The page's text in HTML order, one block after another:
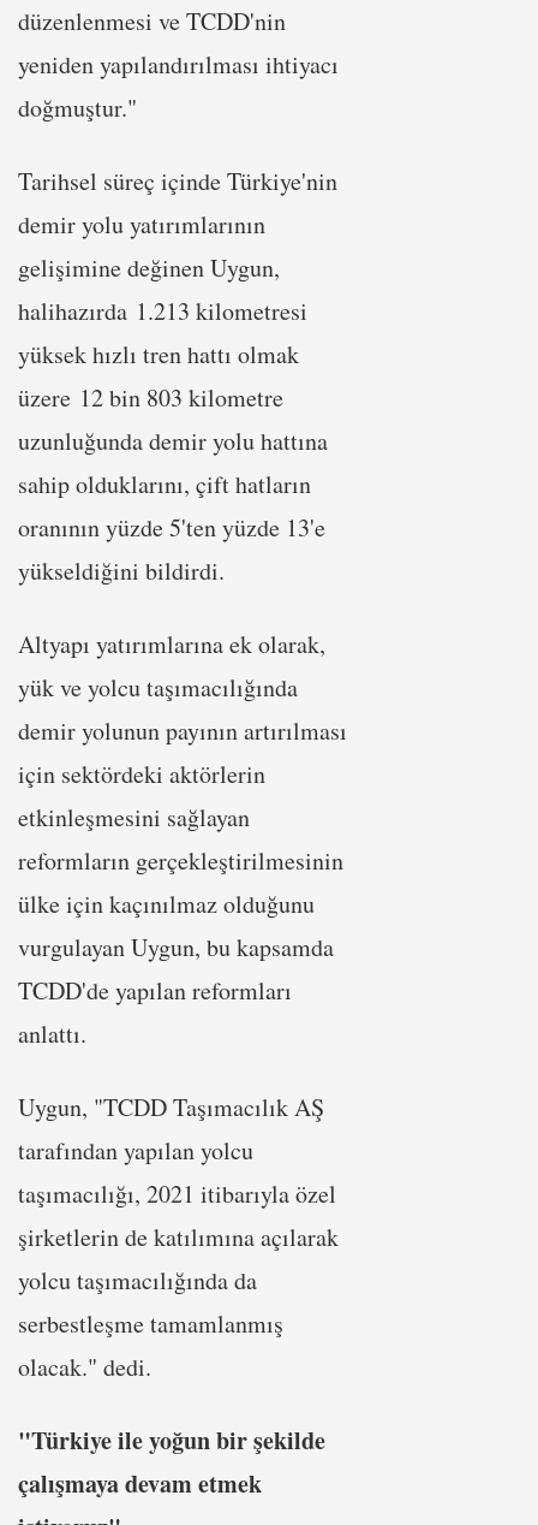
düzenlenmesi ve TCDD'nin
yeniden yapılandırılması ihtiyacı
doğmuştur."
Tarihsel süreç içinde Türkiye'nin
demir yolu yatırımlarının
gelişimine değinen Uygun,
halihazırda 1.213 kilometresi
yüksek hızlı tren hattı olmak
üzere 12 bin 803 kilometre
uzunluğunda demir yolu hattına
sahip olduklarını, çift hatların
oranının yüzde 5'ten yüzde 13'e
yükseldiğini bildirdi.
Altyapı yatırımlarına ek olarak,
yük ve yolcu taşımacılığında
demir yolunun payının artırılması
için sektördeki aktörlerin
etkinleşmesini sağlayan
reformların gerçekleştirilmesinin
ülke için kaçınılmaz olduğunu
vurgulayan Uygun, bu kapsamda
TCDD'de yapılan reformları
anlattı.
Uygun, "TCDD Taşımacılık AŞ
tarafından yapılan yolcu
taşımacılığı, 2021 itibarıyla özel
şirketlerin de katılımına açılarak
yolcu taşımacılığında da
serbestleşme tamamlanmış
olacak." dedi.
"Türkiye ile yoğun bir şekilde
çalışmaya devam etmek